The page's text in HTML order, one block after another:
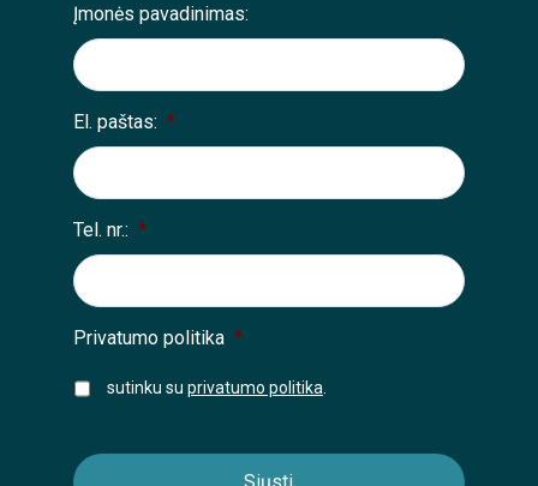
Įmonės pavadinimas:
El. paštas: *
Tel. nr.: *
Privatumo politika *
sutinku su privatumo politika